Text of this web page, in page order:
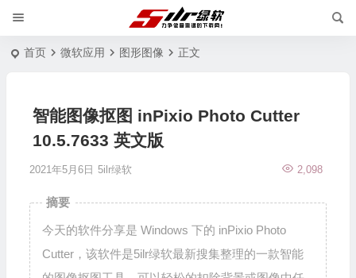
首页 微软应用 图形图像 正文
智能图像抠图 inPixio Photo Cutter
10.5.7633 英文版
2021年5月6日 5ilr绿软 2,098
摘要
今天的软件分享是 Windows 下的 inPixio Photo
Cutter，该软件是5ilr绿软最新搜集整理的一款智能